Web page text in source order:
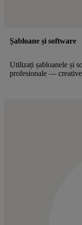
Șabloane și software
Utilizați șabloanele și
profesionale —